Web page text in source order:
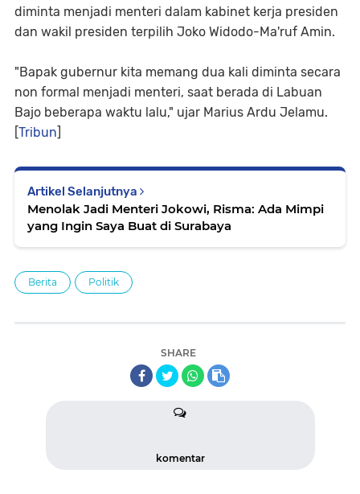
diminta menjadi menteri dalam kabinet kerja presiden
dan wakil presiden terpilih Joko Widodo-Ma'ruf Amin.
"Bapak gubernur kita memang dua kali diminta secara
non formal menjadi menteri, saat berada di Labuan
Bajo beberapa waktu lalu," ujar Marius Ardu Jelamu.
[Tribun]
Artikel Selanjutnya
Menolak Jadi Menteri Jokowi, Risma: Ada Mimpi
yang Ingin Saya Buat di Surabaya
Berita Politik
SHARE
komentar